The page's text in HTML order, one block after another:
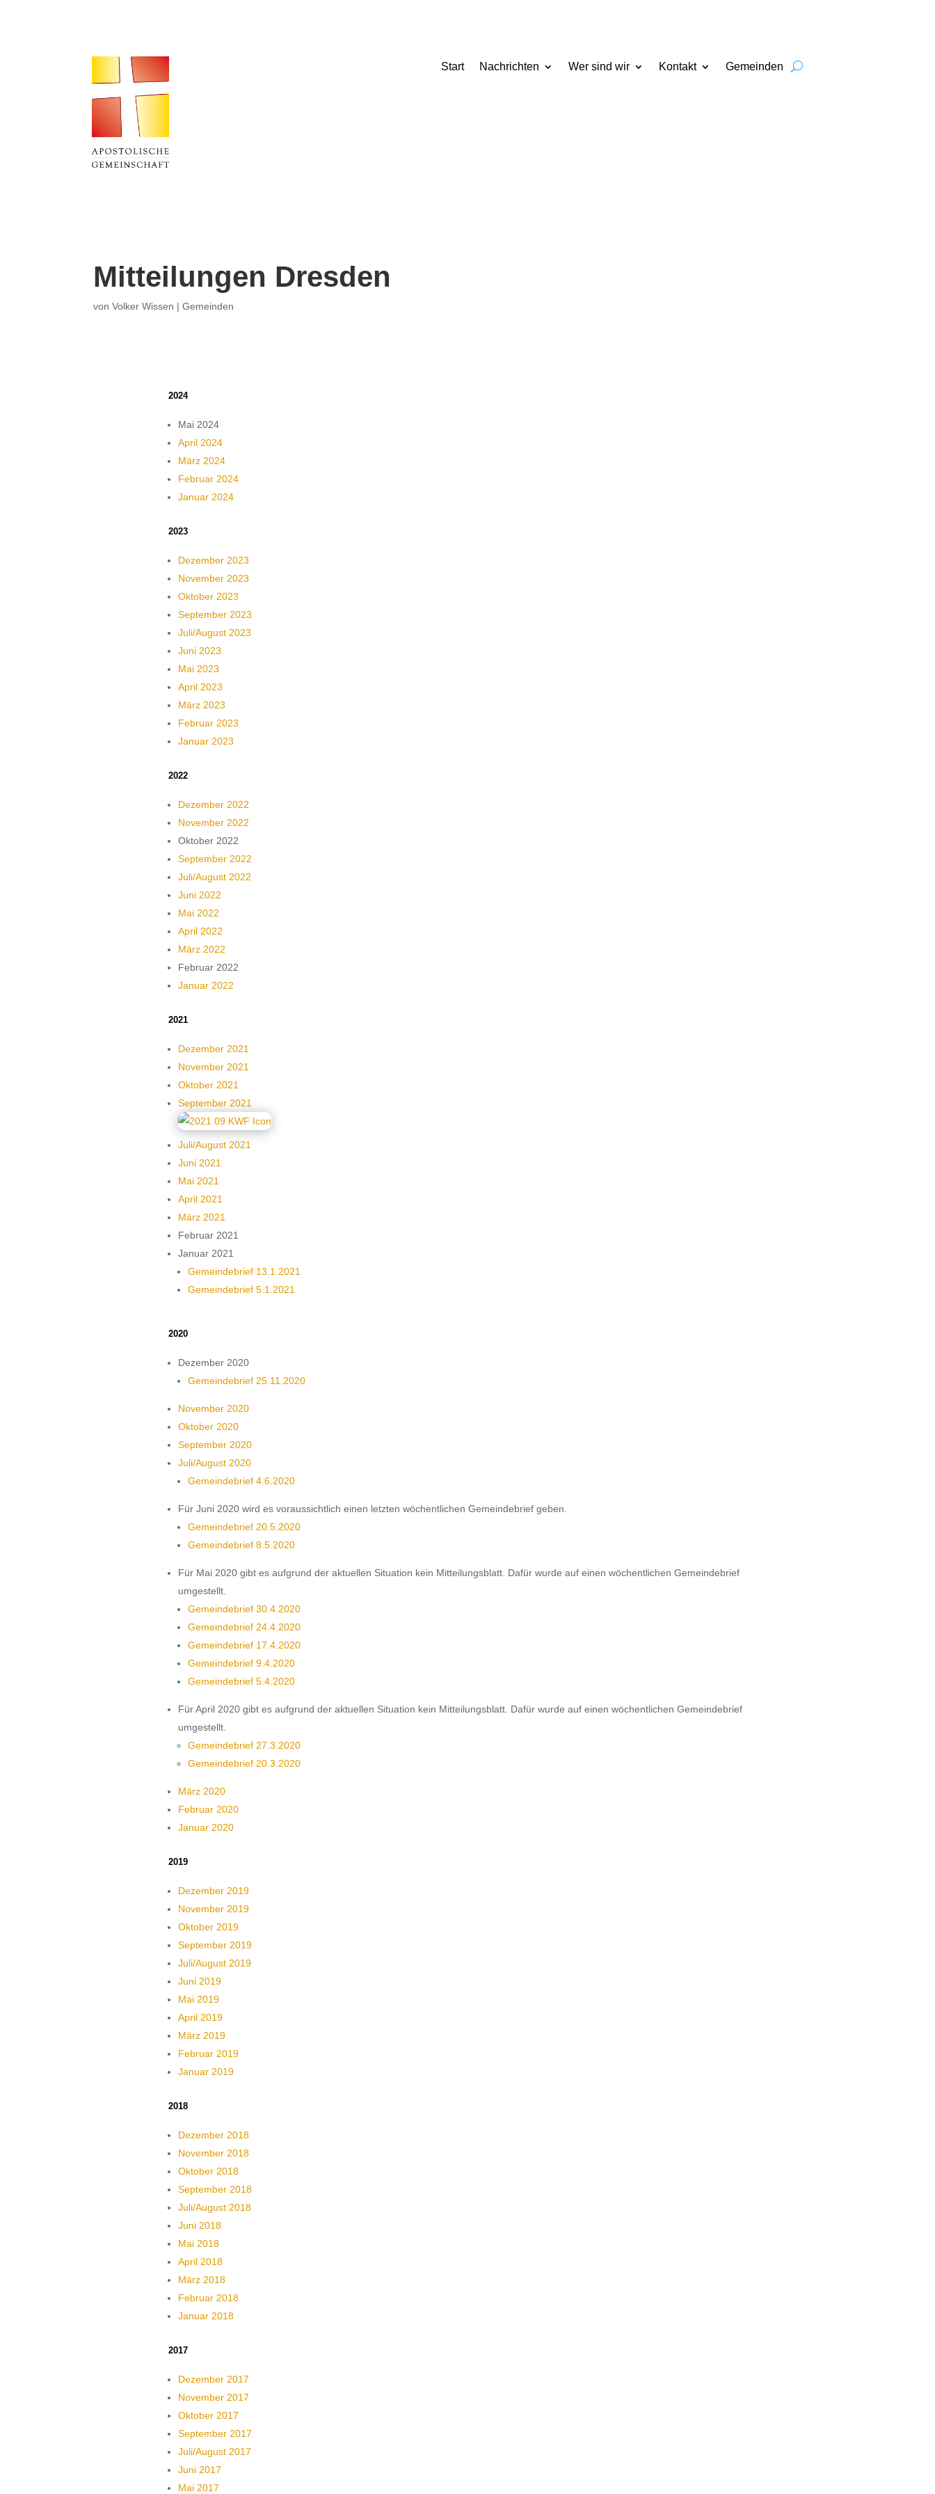
Start Nachrichten Wer sind wir Kontakt Gemeinden
Mitteilungen Dresden
vonVolker Wissen |Gemeinden
2024
Mai 2024
April 2024
März 2024
Februar 2024
Januar 2024
2023
Dezember 2023
November 2023
Oktober 2023
September 2023
Juli/August 2023
Juni 2023
Mai 2023
April 2023
März 2023
Februar 2023
Januar 2023
2022
Dezember 2022
November 2022
Oktober 2022
September 2022
Juli/August 2022
Juni 2022
Mai 2022
April 2022
März 2022
Februar 2022
Januar 2022
2021
Dezember 2021
November 2021
Oktober 2021
September 2021
Juli/August 2021
Juni 2021
Mai 2021
April 2021
März 2021
Februar 2021
Januar 2021
Gemeindebrief 13.1.2021
Gemeindebrief 5.1.2021
2020
Dezember 2020
Gemeindebrief 25.11.2020
November 2020
Oktober 2020
September 2020
Juli/August 2020
Gemeindebrief 4.6.2020
Für Juni 2020 wird es voraussichtlich einen letzten wöchentlichen Gemeindebrief geben.
Gemeindebrief 20.5.2020
Gemeindebrief 8.5.2020
Für Mai 2020 gibt es aufgrund der aktuellen Situation kein Mitteilungsblatt. Dafür wurde auf einen wöchentlichen Gemeindebrief
umgestellt.
Gemeindebrief 30.4.2020
Gemeindebrief 24.4.2020
Gemeindebrief 17.4.2020
Gemeindebrief 9.4.2020
Gemeindebrief 5.4.2020
Für April 2020 gibt es aufgrund der aktuellen Situation kein Mitteilungsblatt. Dafür wurde auf einen wöchentlichen Gemeindebrief
umgestellt.
Gemeindebrief 27.3.2020
Gemeindebrief 20.3.2020
März 2020
Februar 2020
Januar 2020
2019
Dezember 2019
November 2019
Oktober 2019
September 2019
Juli/August 2019
Juni 2019
Mai 2019
April 2019
März 2019
Februar 2019
Januar 2019
2018
Dezember 2018
November 2018
Oktober 2018
September 2018
Juli/August 2018
Juni 2018
Mai 2018
April 2018
März 2018
Februar 2018
Januar 2018
2017
Dezember 2017
November 2017
Oktober 2017
September 2017
Juli/August 2017
Juni 2017
Mai 2017